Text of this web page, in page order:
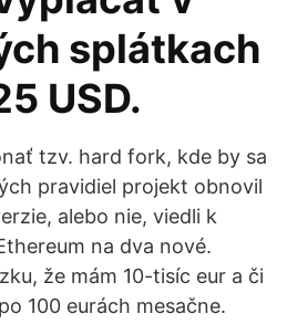
splátkach
USD.
tzv. hard fork, kde by sa
pravidiel projekt obnovil
alebo nie, viedli k
na dva nové.
že mám 10-tisíc eur a či
100 eurách mesačne.